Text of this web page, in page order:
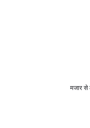
मजार से